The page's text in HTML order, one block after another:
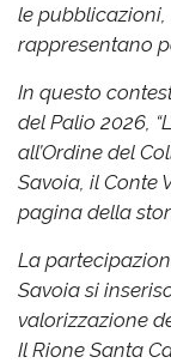
le pubblicazioni,
rappresentano
In questo
del Palio 2026,
all’Ordine del
Savoia, il Conte
pagina della
La
Savoia si
valorizzazione
Il Rione Santa